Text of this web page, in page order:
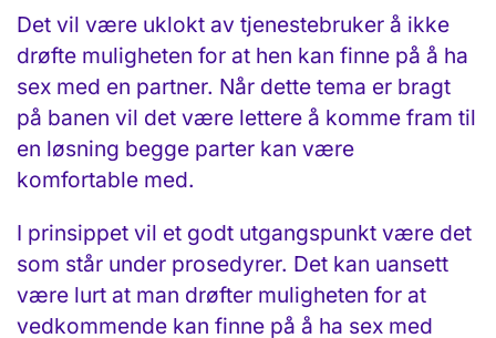
Det vil være uklokt av tjenestebruker å ikke
drøfte muligheten for at hen kan finne på å ha
sex med en partner. Når dette tema er bragt
på banen vil det være lettere å komme fram til
en løsning begge parter kan være
komfortable med.
I prinsippet vil et godt utgangspunkt være det
som står under prosedyrer. Det kan uansett
være lurt at man drøfter muligheten for at
vedkommende kan finne på å ha sex med